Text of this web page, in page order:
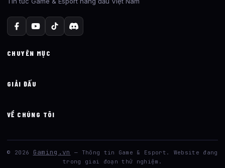
CHUYÊN MỤC
GIẢI ĐẤU
VỀ CHÚNG TÔI
© 2026 Gaming.vn
— Thông tin Game & Esport. Website đang
trong giai đoạn thử nghiệm.